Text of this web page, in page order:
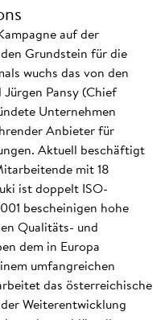
auf der
Grundstein für die
wuchs das von den
Pansy (Chief
Unternehmen
Anbieter für
Aktuell beschäftigt
mit 18
ist doppelt ISO-
bescheinigen hohe
Qualitäts- und
dem in Europa
umfangreichen
das österreichische
Weiterentwicklung